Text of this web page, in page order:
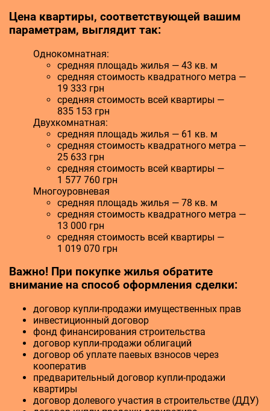
Цена квартиры, соответствующей вашим
параметрам, выглядит так:
Однокомнатная:
средняя площадь жилья — 43 кв. м
средняя стоимость квадратного метра —
19 333 грн
средняя стоимость всей квартиры —
835 153 грн
Двухкомнатная:
средняя площадь жилья — 61 кв. м
средняя стоимость квадратного метра —
25 633 грн
средняя стоимость всей квартиры —
1 577 760 грн
Многоуровневая
средняя площадь жилья — 78 кв. м
средняя стоимость квадратного метра —
13 000 грн
средняя стоимость всей квартиры —
1 019 070 грн
Важно! При покупке жилья обратите
внимание на способ оформления сделки:
договор купли-продажи имущественных прав
инвестиционный договор
фонд финансирования строительства
договор купли-продажи облигаций
договор об уплате паевых взносов через
кооператив
предварительный договор купли-продажи
квартиры
договор долевого участия в строительстве (ДДУ)